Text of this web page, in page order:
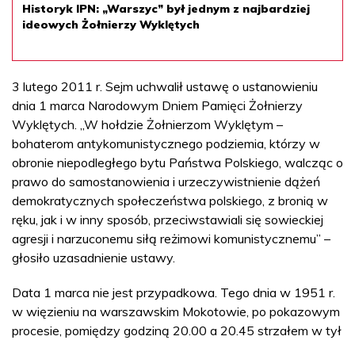
Historyk IPN: „Warszyc” był jednym z najbardziej
ideowych Żołnierzy Wyklętych
3 lutego 2011 r. Sejm uchwalił ustawę o ustanowieniu
dnia 1 marca Narodowym Dniem Pamięci Żołnierzy
Wyklętych. „W hołdzie Żołnierzom Wyklętym –
bohaterom antykomunistycznego podziemia, którzy w
obronie niepodległego bytu Państwa Polskiego, walcząc o
prawo do samostanowienia i urzeczywistnienie dążeń
demokratycznych społeczeństwa polskiego, z bronią w
ręku, jak i w inny sposób, przeciwstawiali się sowieckiej
agresji i narzuconemu siłą reżimowi komunistycznemu” –
głosiło uzasadnienie ustawy.
Data 1 marca nie jest przypadkowa. Tego dnia w 1951 r.
w więzieniu na warszawskim Mokotowie, po pokazowym
procesie, pomiędzy godziną 20.00 a 20.45 strzałem w tył